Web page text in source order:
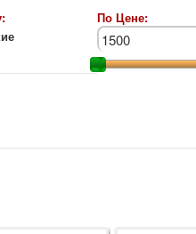
По Цене: